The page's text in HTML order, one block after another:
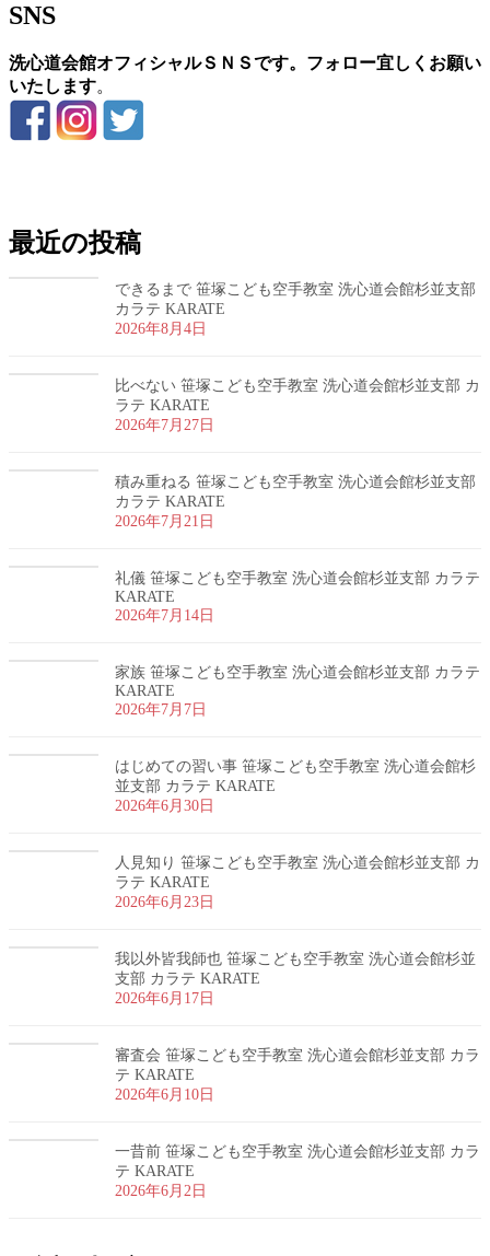
SNS
洗心道会館オフィシャルＳＮＳです。フォロー宜しくお願い
いたします。
最近の投稿
できるまで 笹塚こども空手教室 洗心道会館杉並支部
カラテ KARATE
2026年8月4日
比べない 笹塚こども空手教室 洗心道会館杉並支部 カ
ラテ KARATE
2026年7月27日
積み重ねる 笹塚こども空手教室 洗心道会館杉並支部
カラテ KARATE
2026年7月21日
礼儀 笹塚こども空手教室 洗心道会館杉並支部 カラテ
KARATE
2026年7月14日
家族 笹塚こども空手教室 洗心道会館杉並支部 カラテ
KARATE
2026年7月7日
はじめての習い事 笹塚こども空手教室 洗心道会館杉
並支部 カラテ KARATE
2026年6月30日
人見知り 笹塚こども空手教室 洗心道会館杉並支部 カ
ラテ KARATE
2026年6月23日
我以外皆我師也 笹塚こども空手教室 洗心道会館杉並
支部 カラテ KARATE
2026年6月17日
審査会 笹塚こども空手教室 洗心道会館杉並支部 カラ
テ KARATE
2026年6月10日
一昔前 笹塚こども空手教室 洗心道会館杉並支部 カラ
テ KARATE
2026年6月2日